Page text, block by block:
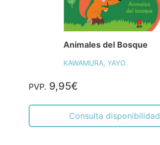
Animales del Bosque
KAWAMURA, YAYO
PVP. 9,95€
Consulta disponibilidad